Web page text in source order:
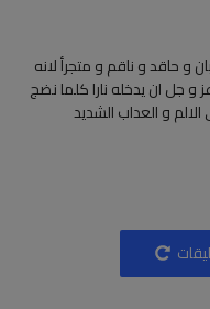
و حاقد و ناقم و متجرأ لانه
و جل ان يدخله نارا كلما نضج
و العداب الشديد